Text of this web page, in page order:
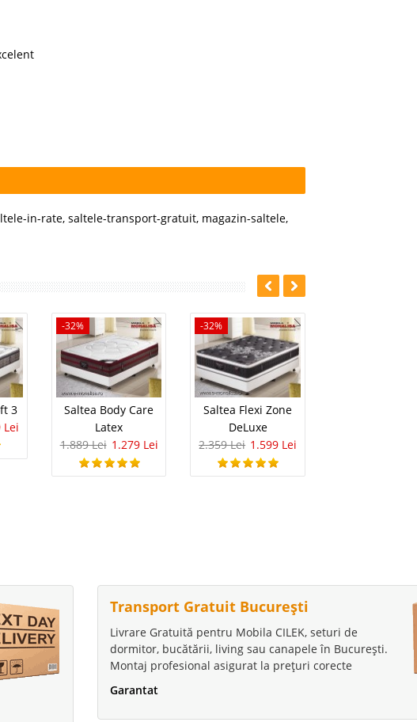
in-rate, saltele-transport-gratuit, magazin-saltele,
3
Lei
-32%
Saltea Body Care
Latex
1.889 Lei 1.279 Lei
-32%
Saltea Flexi Zone
DeLuxe
2.359 Lei 1.599 Lei
Transport Gratuit București
Livrare Gratuită pentru Mobila CILEK, seturi de
dormitor, bucătării, living sau canapele în București.
Montaj profesional asigurat la prețuri corecte
Garantat